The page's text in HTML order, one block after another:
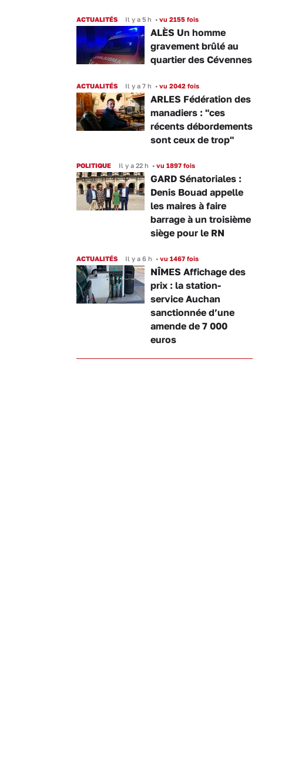
ACTUALITÉS Il y a 5 h • vu 2155 fois
ALÈS Un homme
gravement brûlé au
quartier des Cévennes
ACTUALITÉS Il y a 7 h • vu 2042 fois
ARLES Fédération des
manadiers : "ces
récents débordements
sont ceux de trop"
POLITIQUE Il y a 22 h • vu 1897 fois
GARD Sénatoriales :
Denis Bouad appelle
les maires à faire
barrage à un troisième
siège pour le RN
ACTUALITÉS Il y a 6 h • vu 1467 fois
NÎMES Affichage des
prix : la station-
service Auchan
sanctionnée d’une
amende de 7 000
euros